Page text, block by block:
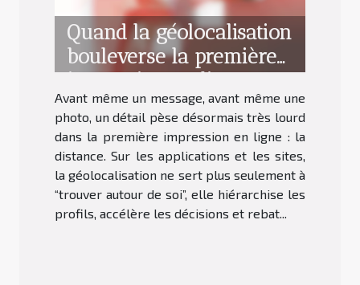
Quand la géolocalisation
bouleverse la première
impression en ligne
Avant même un message, avant même une
photo, un détail pèse désormais très lourd
dans la première impression en ligne : la
distance. Sur les applications et les sites,
la géolocalisation ne sert plus seulement à
“trouver autour de soi”, elle hiérarchise les
profils, accélère les décisions et rebat...